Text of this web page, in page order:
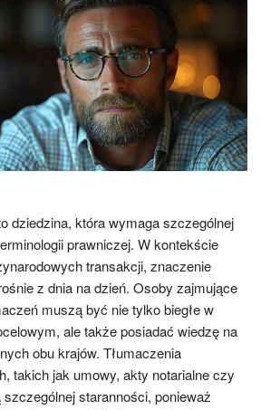
dziedzina, która wymaga szczególnej
prawniczej. W kontekście
transakcji, znaczenie
z dnia na dzień. Osoby zajmujące
muszą być nie tylko biegłe w
ale także posiadać wiedzę na
obu krajów. Tłumaczenia
takich jak umowy, akty notarialne czy
staranności, ponieważ